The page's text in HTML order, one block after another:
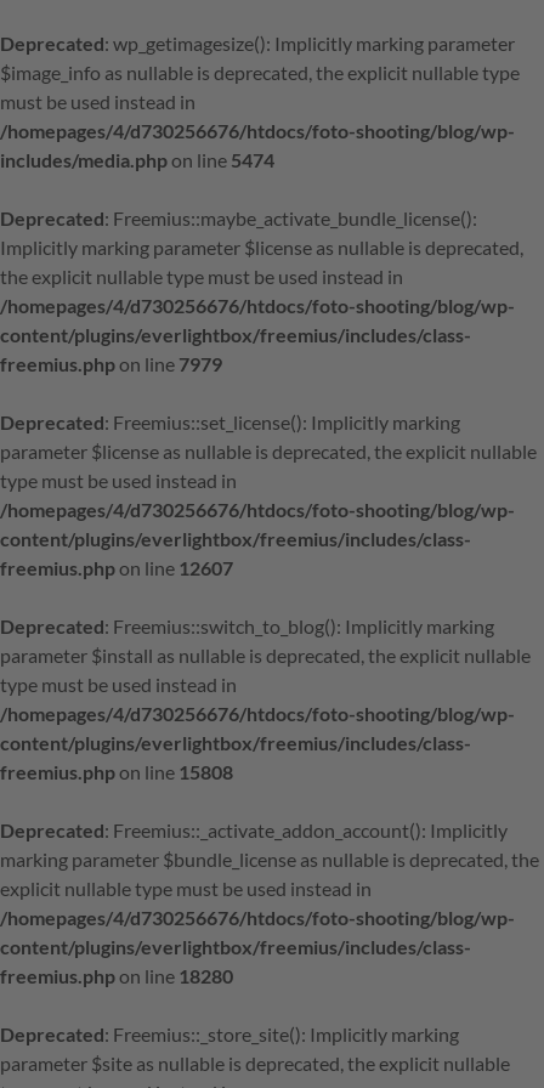
Deprecated: wp_getimagesize(): Implicitly marking parameter
$image_info as nullable is deprecated, the explicit nullable type
must be used instead in
/homepages/4/d730256676/htdocs/foto-shooting/blog/wp-
includes/media.phpon line 5474
Deprecated: Freemius::maybe_activate_bundle_license():
Implicitly marking parameter $license as nullable is deprecated,
the explicit nullable type must be used instead in
/homepages/4/d730256676/htdocs/foto-shooting/blog/wp-
content/plugins/everlightbox/freemius/includes/class-
freemius.phpon line 7979
Deprecated: Freemius::set_license(): Implicitly marking
parameter $license as nullable is deprecated, the explicit nullable
type must be used instead in
/homepages/4/d730256676/htdocs/foto-shooting/blog/wp-
content/plugins/everlightbox/freemius/includes/class-
freemius.phpon line 12607
Deprecated: Freemius::switch_to_blog(): Implicitly marking
parameter $install as nullable is deprecated, the explicit nullable
type must be used instead in
/homepages/4/d730256676/htdocs/foto-shooting/blog/wp-
content/plugins/everlightbox/freemius/includes/class-
freemius.phpon line 15808
Deprecated: Freemius::_activate_addon_account(): Implicitly
marking parameter $bundle_license as nullable is deprecated, the
explicit nullable type must be used instead in
/homepages/4/d730256676/htdocs/foto-shooting/blog/wp-
content/plugins/everlightbox/freemius/includes/class-
freemius.phpon line 18280
Deprecated: Freemius::_store_site(): Implicitly marking
parameter $site as nullable is deprecated, the explicit nullable